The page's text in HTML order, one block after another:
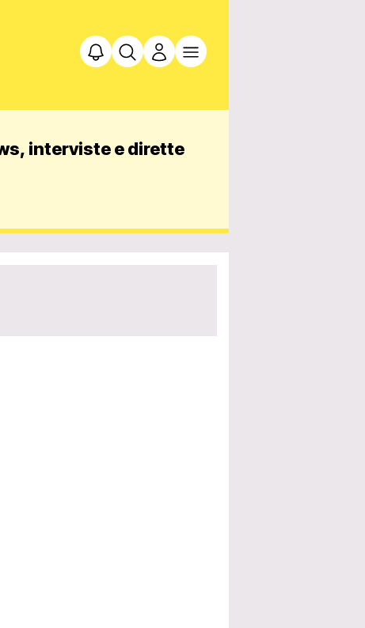
interviste e dirette